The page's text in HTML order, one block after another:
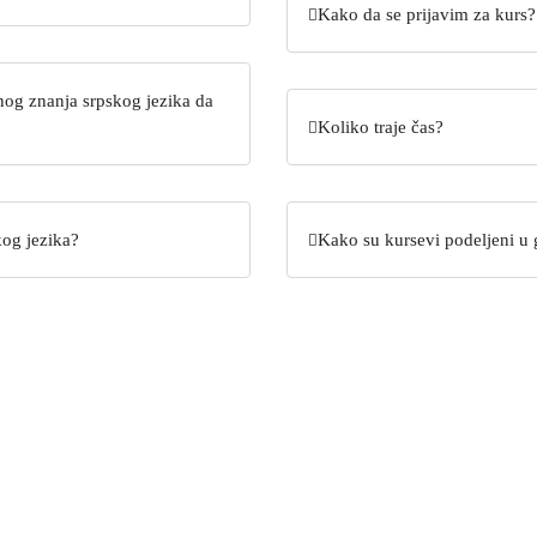
znanja srpskog jezika da
jezika?
Kako da se prijavim za kurs?
Koliko traje čas?
Kako su kursevi podeljeni u